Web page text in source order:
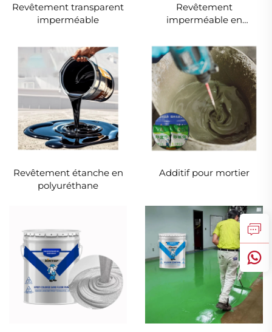
Revêtement transparent
imperméable
Revêtement
imperméable en
Revêtement étanche en
polyuréthane
Additif pour mortier